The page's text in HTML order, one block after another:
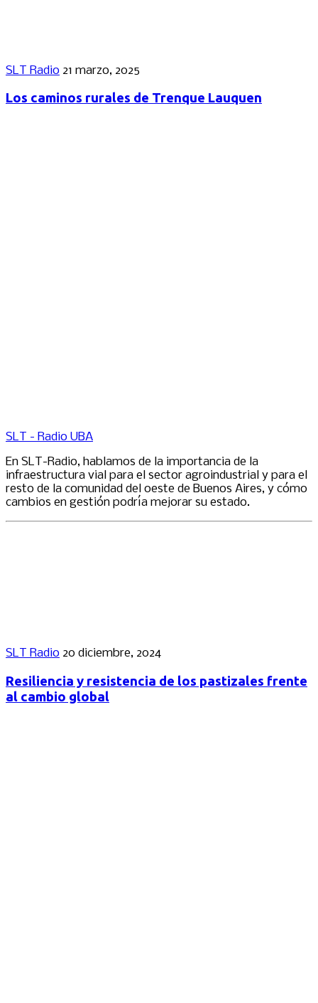
SLT Radio 21 marzo, 2025
Los caminos rurales de Trenque Lauquen
SLT - Radio UBA
En SLT-Radio, hablamos de la importancia de la
infraestructura vial para el sector agroindustrial y para el
resto de la comunidad del oeste de Buenos Aires, y cómo
cambios en gestión podría mejorar su estado.
SLT Radio 20 diciembre, 2024
Resiliencia y resistencia de los pastizales frente
al cambio global